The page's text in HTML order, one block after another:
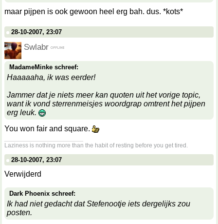
maar pijpen is ook gewoon heel erg bah. dus. *kots*
28-10-2007, 23:07
Swlabr
MadameMinke schreef:
Haaaaaha, ik was eerder!
Jammer dat je niets meer kan quoten uit het vorige topic,
want ik vond sterrenmeisjes woordgrap omtrent het pijpen
erg leuk.
You won fair and square.
Laziness is nothing more than the habit of resting before you get tired.
28-10-2007, 23:07
Verwijderd
Dark Phoenix schreef:
Ik had niet gedacht dat Stefenootje iets dergelijks zou
posten.